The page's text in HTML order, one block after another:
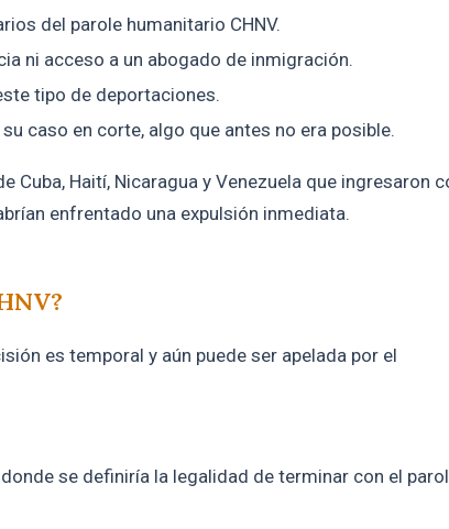
del parole humanitario CHNV.
ni acceso a un abogado de inmigración.
tipo de deportaciones.
caso en corte, algo que antes no era posible.
Haití, Nicaragua y Venezuela que ingresaron
enfrentado una expulsión inmediata.
es temporal y aún puede ser apelada por el
se definiría la legalidad de terminar con el